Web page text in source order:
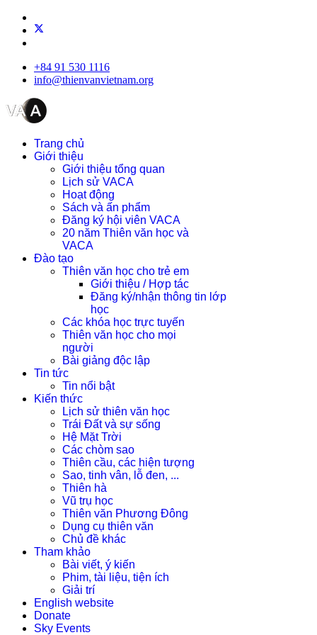
+84 91 530 1116
info@thienvanvietnam.org
Trang chủ
Giới thiệu
Giới thiệu tổng quan
Lịch sử VACA
Hoạt động
Sách và ấn phẩm
Đăng ký hội viên VACA
20 năm Thiên văn học và
VACA
Đào tạo
Thiên văn học cho trẻ em
Giới thiệu / Hợp tác
Đăng ký/nhận thông tin lớp
học
Các khóa học trực tuyến
Thiên văn học cho mọi
người
Bài giảng độc lập
Tin tức
Tin nổi bật
Kiến thức
Lịch sử thiên văn học
Trái Đất và sự sống
Hệ Mặt Trời
Các chòm sao
Thiên cầu, các hiện tượng
Sao, tinh vân, lỗ đen, ...
Thiên hà
Vũ trụ học
Thiên văn Phương Đông
Dụng cụ thiên văn
Chủ đề khác
Tham khảo
Bài viết, ý kiến
Phim, tài liệu, tiện ích
Giải trí
English website
Donate
Sky Events